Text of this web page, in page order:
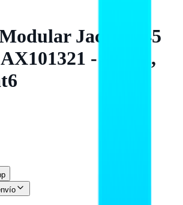
Jack RJ45
- RJ-45,